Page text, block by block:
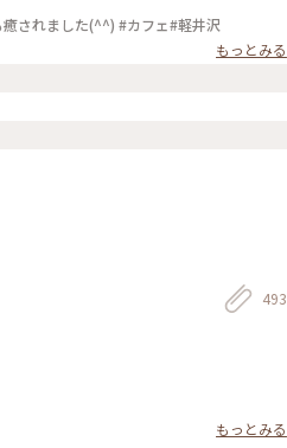
されました(^^) #カフェ#軽井沢
もっとみる
493
もっとみる